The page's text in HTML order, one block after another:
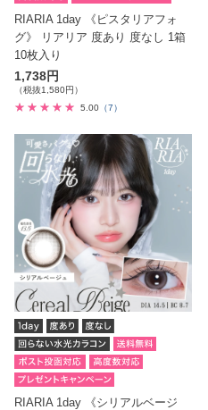
RIARIA 1day 《ピスタリアフォ
グ》 リアリア 度あり 度なし 1箱
10枚入り
1,738円
（税抜1,580円）
5.00 （7）
RIARIA 1day 《シリアルベージ